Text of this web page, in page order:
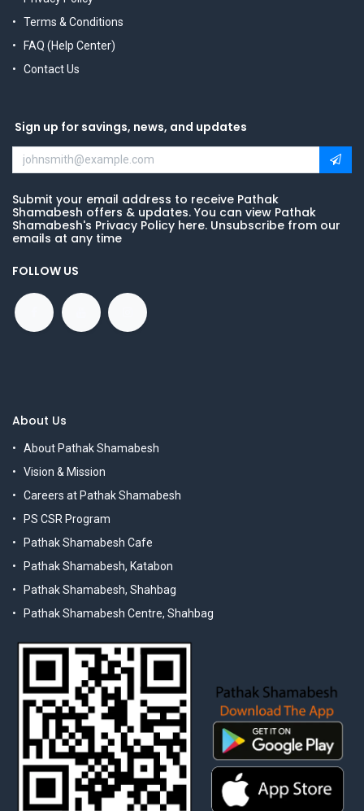
Terms & Conditions
FAQ (Help Center)
Contact Us
Sign up for savings, news, and updates
Submit your email address to receive Pathak
Shamabesh offers & updates. You can view Pathak
Shamabesh's Privacy Policy here. Unsubscribe from our
emails at any time
FOLLOW US
About Us
About Pathak Shamabesh
Vision & Mission
Careers at Pathak Shamabesh
PS CSR Program
Pathak Shamabesh Cafe
Pathak Shamabesh, Katabon
Pathak Shamabesh, Shahbag
Pathak Shamabesh Centre, Shahbag